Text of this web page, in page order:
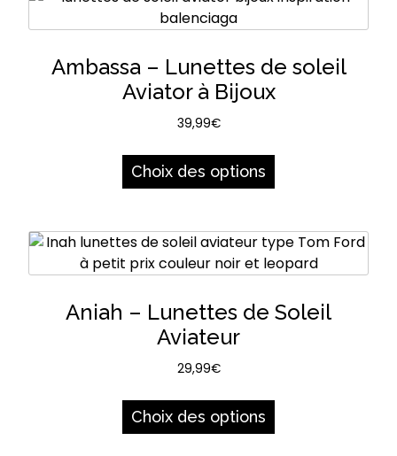
Ambassa – Lunettes de soleil
Aviator à Bijoux
39,99€
Choix des options
a
variations.
Les
options
être
page
Aniah – Lunettes de Soleil
Aviateur
29,99€
Choix des options
a